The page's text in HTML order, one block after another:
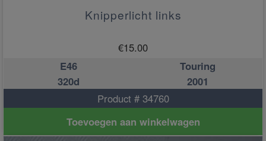
Knipperlicht links
€15.00
E46
Touring
320d
2001
Product # 34760
Toevoegen aan winkelwagen